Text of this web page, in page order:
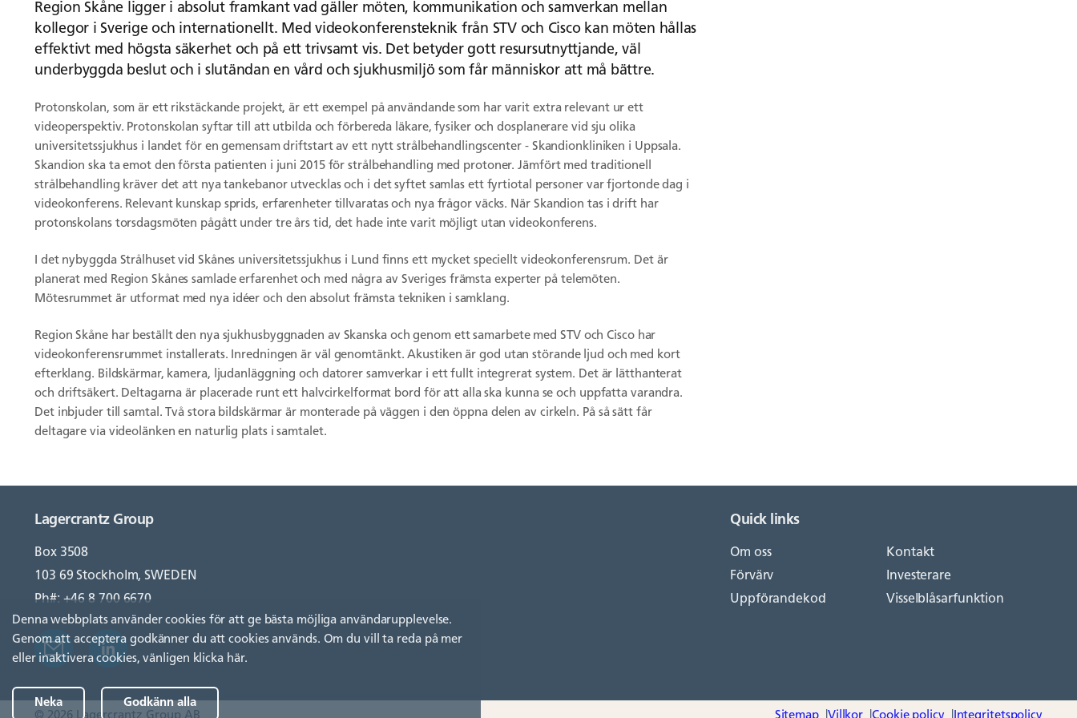
Region Skåne ligger i absolut framkant vad gäller möten, kommunikation och samverkan mellan
kollegor i Sverige och internationellt. Med videokonferensteknik från STV och Cisco kan möten hållas
effektivt med högsta säkerhet och på ett trivsamt vis. Det betyder gott resursutnyttjande, väl
underbyggda beslut och i slutändan en vård och sjukhusmiljö som får människor att må bättre.
Protonskolan, som är ett rikstäckande projekt, är ett exempel på användande som har varit extra relevant ur ett
videoperspektiv. Protonskolan syftar till att utbilda och förbereda läkare, fysiker och dosplanerare vid sju olika
universitetssjukhus i landet för en gemensam driftstart av ett nytt strålbehandlingscenter - Skandionkliniken i Uppsala.
Skandion ska ta emot den första patienten i juni 2015 för strålbehandling med protoner. Jämfört med traditionell
strålbehandling kräver det att nya tankebanor utvecklas och i det syftet samlas ett fyrtiotal personer var fjortonde dag i
videokonferens. Relevant kunskap sprids, erfarenheter tillvaratas och nya frågor väcks. När Skandion tas i drift har
protonskolans torsdagsmöten pågått under tre års tid, det hade inte varit möjligt utan videokonferens.
I det nybyggda Strålhuset vid Skånes universitetssjukhus i Lund finns ett mycket speciellt videokonferensrum. Det är
planerat med Region Skånes samlade erfarenhet och med några av Sveriges främsta experter på telemöten.
Mötesrummet är utformat med nya idéer och den absolut främsta tekniken i samklang.
Region Skåne har beställt den nya sjukhusbyggnaden av Skanska och genom ett samarbete med STV och Cisco har
videokonferensrummet installerats. Inredningen är väl genomtänkt. Akustiken är god utan störande ljud och med kort
efterklang. Bildskärmar, kamera, ljudanläggning och datorer samverkar i ett fullt integrerat system. Det är lätthanterat
och driftsäkert. Deltagarna är placerade runt ett halvcirkelformat bord för att alla ska kunna se och uppfatta varandra.
Det inbjuder till samtal. Två stora bildskärmar är monterade på väggen i den öppna delen av cirkeln. På så sätt får
deltagare via videolänken en naturlig plats i samtalet.
Lagercrantz Group
Box 3508
103 69 Stockholm, SWEDEN
Ph#: +46 8 700 6670
Quick links
Om oss
Förvärv
Uppförandekod
Kontakt
Investerare
Visselblåsarfunktion
Denna webbplats använder cookies för att ge bästa möjliga användarupplevelse.
Genom att acceptera godkänner du att cookies används. Om du vill ta reda på mer
eller inaktivera cookies, vänligen klicka här.
Neka Godkänn alla